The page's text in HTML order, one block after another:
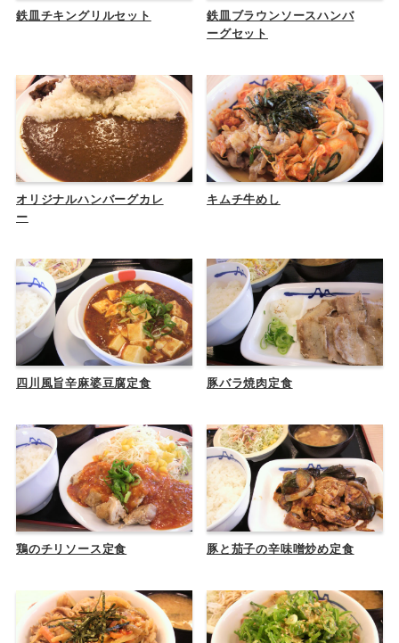
鉄皿チキングリルセット
鉄皿ブラウンソースハンバ
ーグセット
オリジナルハンバーグカレ
ー
キムチ牛めし
四川風旨辛麻婆豆腐定食 豚バラ焼肉定食
鶏のチリソース定食 豚と茄子の辛味噌炒め定食